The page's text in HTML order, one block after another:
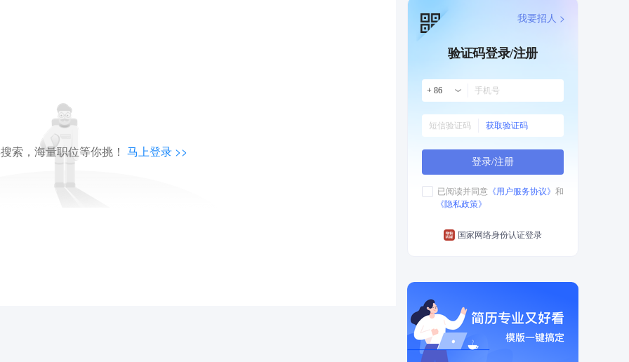
索，海量职位等你挑！ 马上登录 >>
验证码登录/注册
+ 86
获取验证码
登录/注册
已阅读并同意 《用户服务协议》 和
《隐私政策》
国家网络身份认证登录
我要招人 >